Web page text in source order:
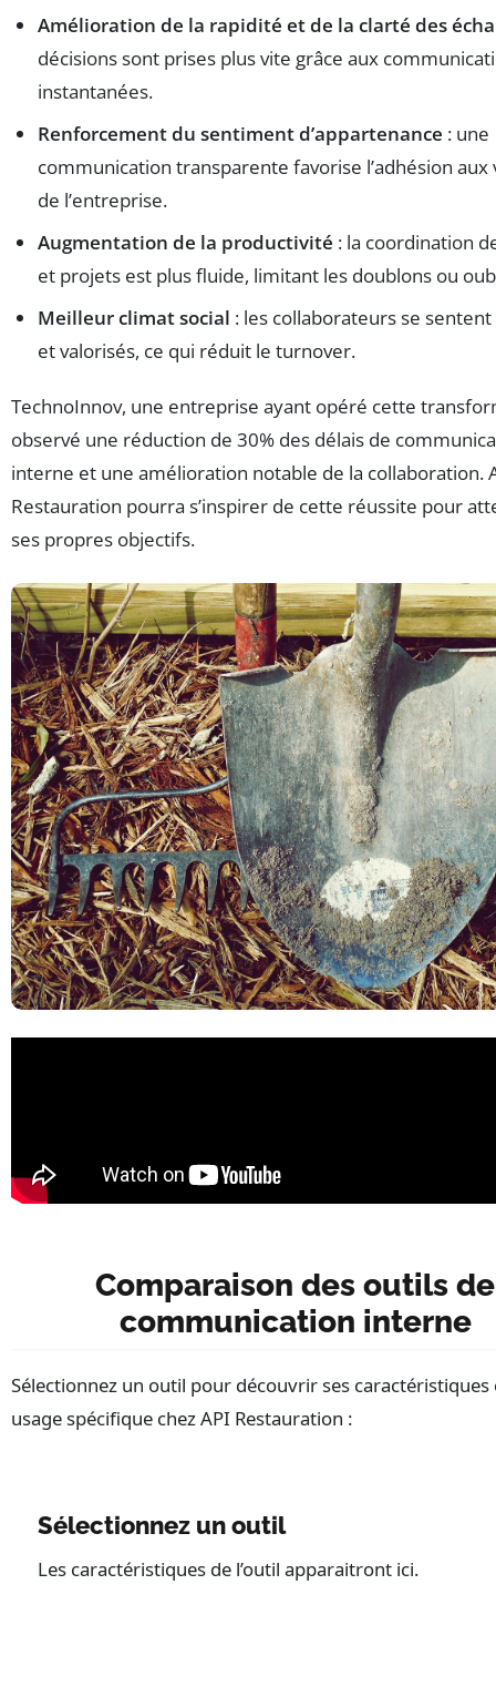
Amélioration de la rapidité et de la clarté des
décisions sont prises plus vite grâce aux
instantanées.
Renforcement du sentiment d’appartenance : une
communication transparente favorise l’adhésion aux
de l’entreprise.
Augmentation de la productivité : la coordination
et projets est plus fluide, limitant les doublons ou
Meilleur climat social : les collaborateurs se
et valorisés, ce qui réduit le turnover.
TechnoInnov, une entreprise ayant opéré cette
observé une réduction de 30% des délais de
interne et une amélioration notable de la collaboration.
Restauration pourra s’inspirer de cette réussite pour
ses propres objectifs.
Comparaison des outils de
communication interne
Sélectionnez un outil pour découvrir ses caractéristiques
usage spécifique chez API Restauration :
Sélectionnez un outil
Les caractéristiques de l’outil apparaitront ici.